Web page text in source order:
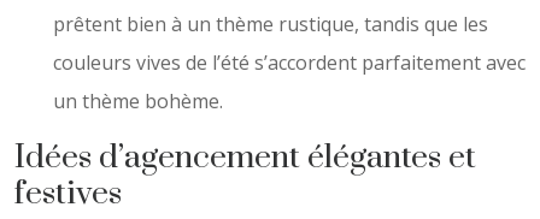
prêtent bien à un thème rustique, tandis que les
couleurs vives de l’été s’accordent parfaitement avec
un thème bohème.
Idées d’agencement élégantes et
festives